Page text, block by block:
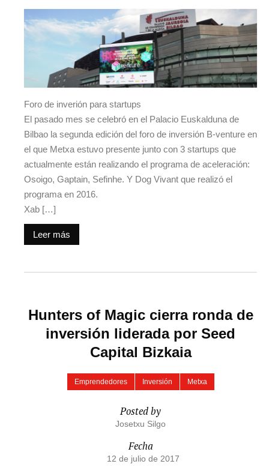
Foro de inverión para startups
El pasado mes se celebró en el Palacio Euskalduna de
Bilbao la segunda edición del foro de inversión B-venture en
el que Metxa estuvo presente junto con 3 startups que
actualmente están realizando el programa de aceleración:
Osoigo, Gaptain, Sefinhe. Y Dog Vivant que realizó el
programa en 2016.
Xab […]
Leer más
Hunters of Magic cierra ronda de
inversión liderada por Seed
Capital Bizkaia
Emprendedores Inversión Metxa
Posted by
Josetxu Silgo
Fecha
12 de julio de 2017